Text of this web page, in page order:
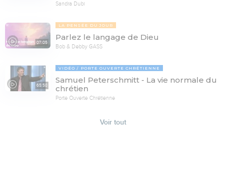
Sandra Dubi
07:05
LA PENSÉE DU JOUR
Parlez le langage de Dieu
Bob & Debby GASS
65:58
VIDÉO PORTE OUVERTE CHRÉTIENNE
Samuel Peterschmitt - La vie normale du
chrétien
Porte Ouverte Chrétienne
Voir tout